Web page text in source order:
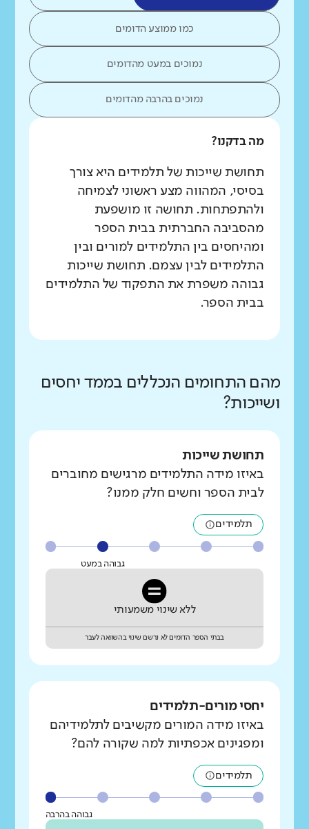
כמו ממוצע הדומים
נמוכים במעט מהדומים
נמוכים בהרבה מהדומים
מה בדקנו?
תחושת שייכות של תלמידים היא צורך
בסיסי, המהווה מצע ראשוני לצמיחה
ולהתפתחות. תחושה זו מושפעת
מהסביבה החברתית בבית הספר
ומהיחסים בין התלמידים למורים ובין
התלמידים לבין עצמם. תחושת שייכות
גבוהה משפרת את התפקוד של התלמידים
בבית הספר.
מהם התחומים הנכללים בממד יחסים
ושייכות?
תחושת שייכות
באיזו מידה התלמידים מרגישים מחוברים
לבית הספר וחשים חלק ממנו?
תלמידים
גבוהה במעט
ללא שינוי משמעותי
בבתי הספר הדומים לא נרשם שינוי בהשוואה לעבר
יחסי מורים-תלמידים
באיזו מידה המורים מקשיבים לתלמידיהם
ומפגינים אכפתיות למה שקורה להם?
תלמידים
גבוהה בהרבה